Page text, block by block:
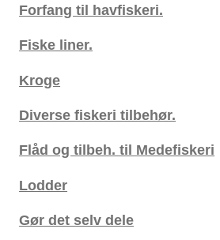
Forfang til havfiskeri.
Fiske liner.
Kroge
Diverse fiskeri tilbehør.
Flåd og tilbeh. til Medefiskeri
Lodder
Gør det selv dele